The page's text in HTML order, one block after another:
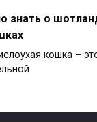
знать о
кошка –